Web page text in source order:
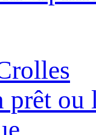
prêt ou